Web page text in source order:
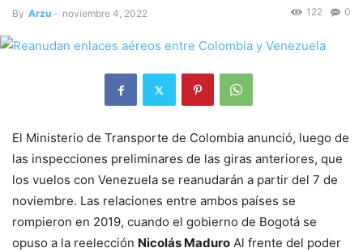
By Arzu - noviembre 4, 2022 0
122
El Ministerio de Transporte de Colombia anunció, luego de
las inspecciones preliminares de las giras anteriores, que
los vuelos con Venezuela se reanudarán a partir del 7 de
noviembre. Las relaciones entre ambos países se
rompieron en 2019, cuando el gobierno de Bogotá se
opuso a la reelección Nicolás Maduro Al frente del poder